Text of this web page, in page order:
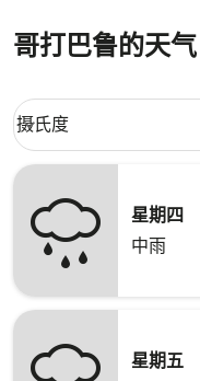
哥打巴鲁的天气
Weather unit option 摄
摄氏度
keyboard_arrow_down
星期四
中雨
星期五